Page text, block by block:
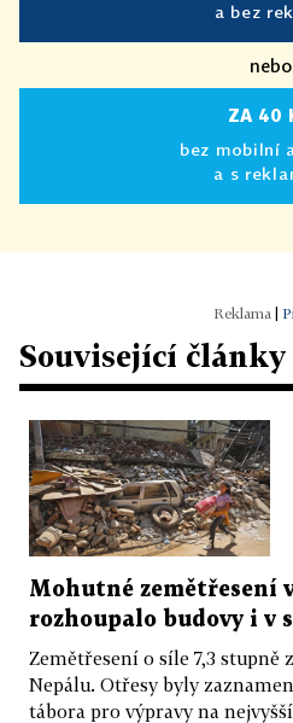
a bez
nebo
ZA 40
bez mobilní
a s
Související články
Mohutné zemětřesení
rozhoupalo budovy i v
Zemětřesení o síle 7,3 stupně
Nepálu. Otřesy byly
tábora pro výpravy na